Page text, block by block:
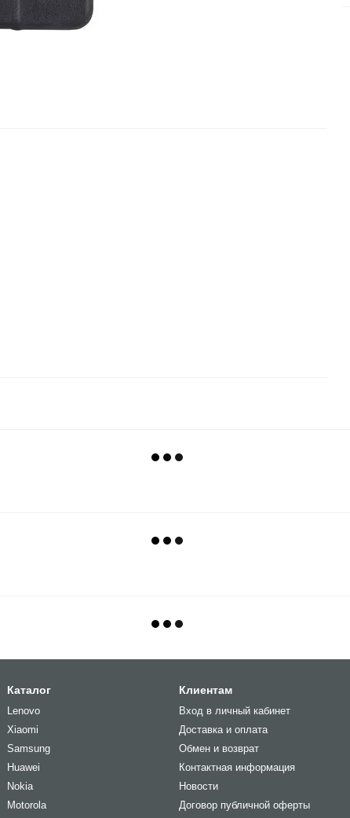
Каталог
Lenovo
Xiaomi
Samsung
Huawei
Nokia
Motorola
Клиентам
Вход в личный кабинет
Доставка и оплата
Обмен и возврат
Контактная информация
Новости
Договор публичной оферты